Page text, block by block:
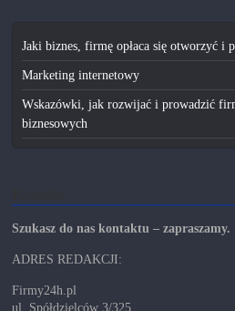
Jaki biznes, firmę opłaca się otworzyć i
Marketing internetowy
Wskazówki, jak rozwijać i prowadzić
biznesowych
Szukasz do nas kontaktu – zapraszamy.
ADRES REDAKCJI:
Firmy24h.pl
ul. Spółdzielców 3/325